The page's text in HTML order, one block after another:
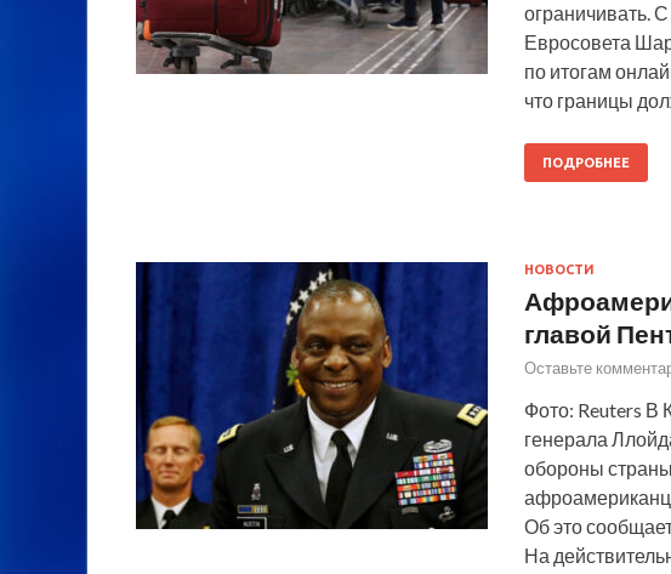
ограничивать.
Евросовета
по итогам
что границы
ПОДРОБНЕЕ
НОВОСТИ
главой
Оставьте
Фото: Reuters В
генерала
обороны
Об это
На